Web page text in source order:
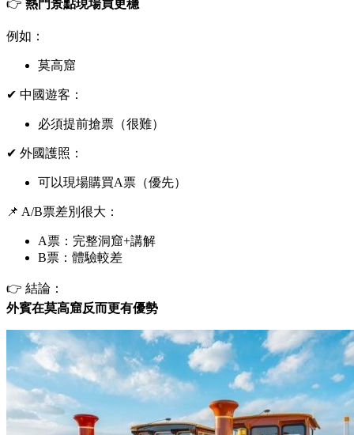
👉 熱門景點現場買更穩
例如：
莫高窟
✔ 中國遊客：
必須提前搶票（很難）
✔ 外國護照：
可以現場購買A票（優先）
📌 A/B票差別很大：
A票：完整洞窟+講解
B票：體驗較差
👉 結論：
外賓在莫高窟反而更有優勢